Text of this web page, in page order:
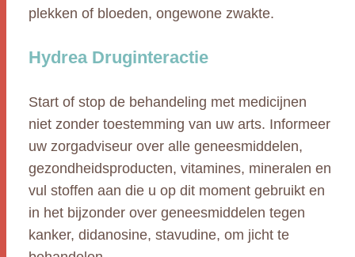
plekken of bloeden, ongewone zwakte.
Hydrea Druginteractie
Start of stop de behandeling met medicijnen
niet zonder toestemming van uw arts. Informeer
uw zorgadviseur over alle geneesmiddelen,
gezondheidsproducten, vitamines, mineralen en
vul stoffen aan die u op dit moment gebruikt en
in het bijzonder over geneesmiddelen tegen
kanker, didanosine, stavudine, om jicht te